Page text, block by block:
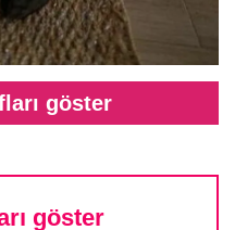
göster
göster